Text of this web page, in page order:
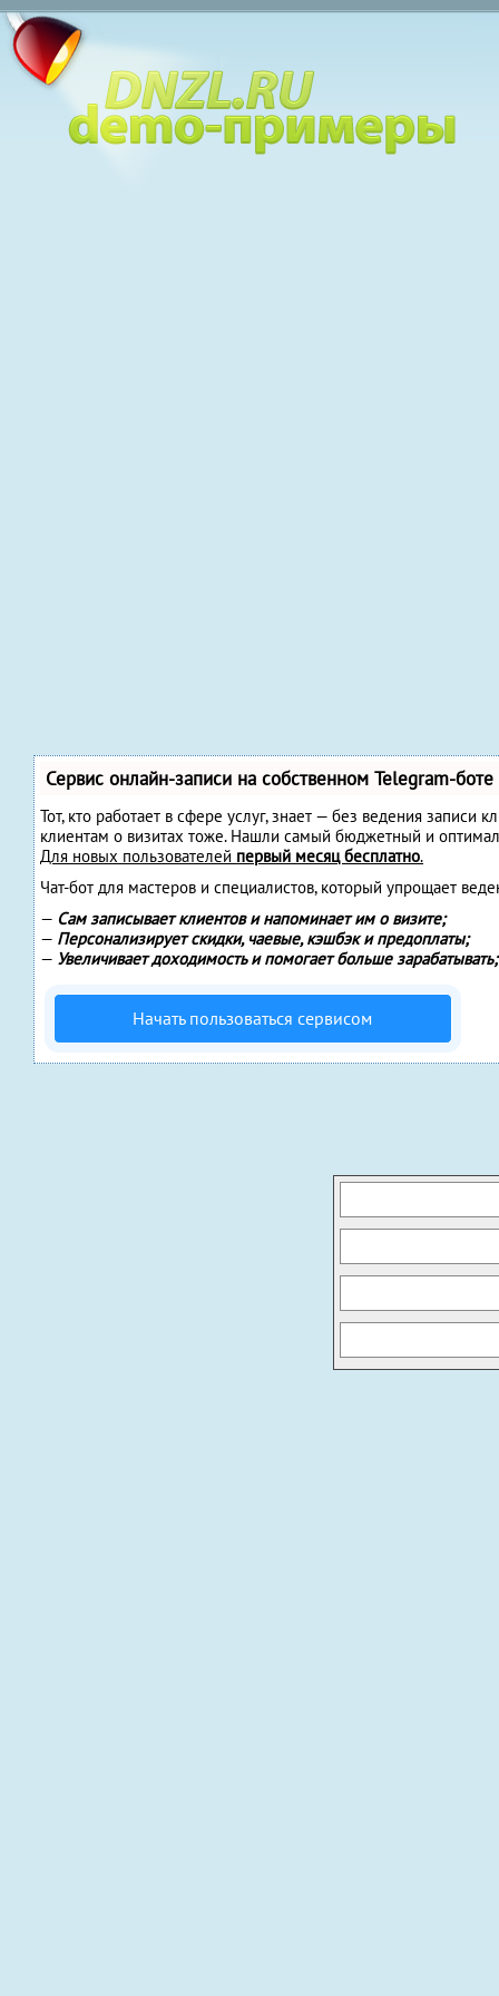
Сервис онлайн-записи на собственном Telegram-боте
Тот, кто работает в сфере услуг, знает — без ведения записи
клиентам о визитах тоже. Нашли самый бюджетный и
Для новых пользователей первый месяц бесплатно.
Чат-бот для мастеров и специалистов, который упрощает
— Сам записывает клиентов и напоминает им о визите;
— Персонализирует скидки, чаевые, кэшбэк и предоплаты;
— Увеличивает доходимость и помогает больше зарабатывать;
Начать пользоваться сервисом